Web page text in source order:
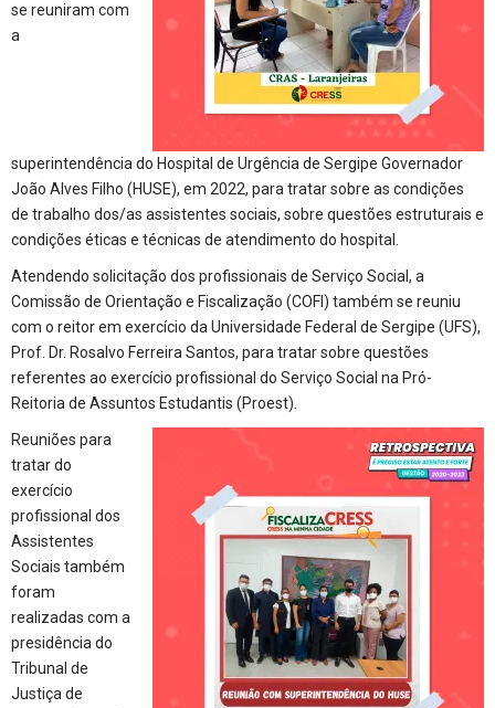
se reuniram com
a
superintendência do Hospital de Urgência de Sergipe Governador
João Alves Filho (HUSE), em 2022, para tratar sobre as condições
de trabalho dos/as assistentes sociais, sobre questões estruturais e
condições éticas e técnicas de atendimento do hospital.
Atendendo solicitação dos profissionais de Serviço Social, a
Comissão de Orientação e Fiscalização (COFI) também se reuniu
com o reitor em exercício da Universidade Federal de Sergipe (UFS),
Prof. Dr. Rosalvo Ferreira Santos, para tratar sobre questões
referentes ao exercício profissional do Serviço Social na Pró-
Reitoria de Assuntos Estudantis (Proest).
Reuniões para
tratar do
exercício
profissional dos
Assistentes
Sociais também
foram
realizadas com a
presidência do
Tribunal de
Justiça de